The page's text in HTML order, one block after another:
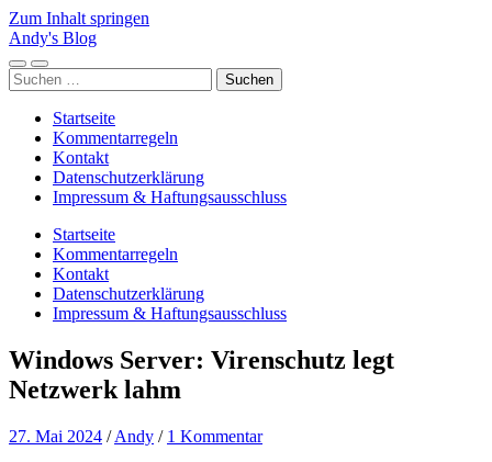
Zum Inhalt springen
Andy's Blog
Mobile-
Menü
Suchfeld
ein-/ausblenden
Suchen
nach:
Startseite
Kommentarregeln
Kontakt
Datenschutzerklärung
Impressum & Haftungsausschluss
Startseite
Kommentarregeln
Kontakt
Datenschutzerklärung
Impressum & Haftungsausschluss
Windows Server: Virenschutz legt
Netzwerk lahm
27. Mai 2024 /Andy / 1 Kommentar